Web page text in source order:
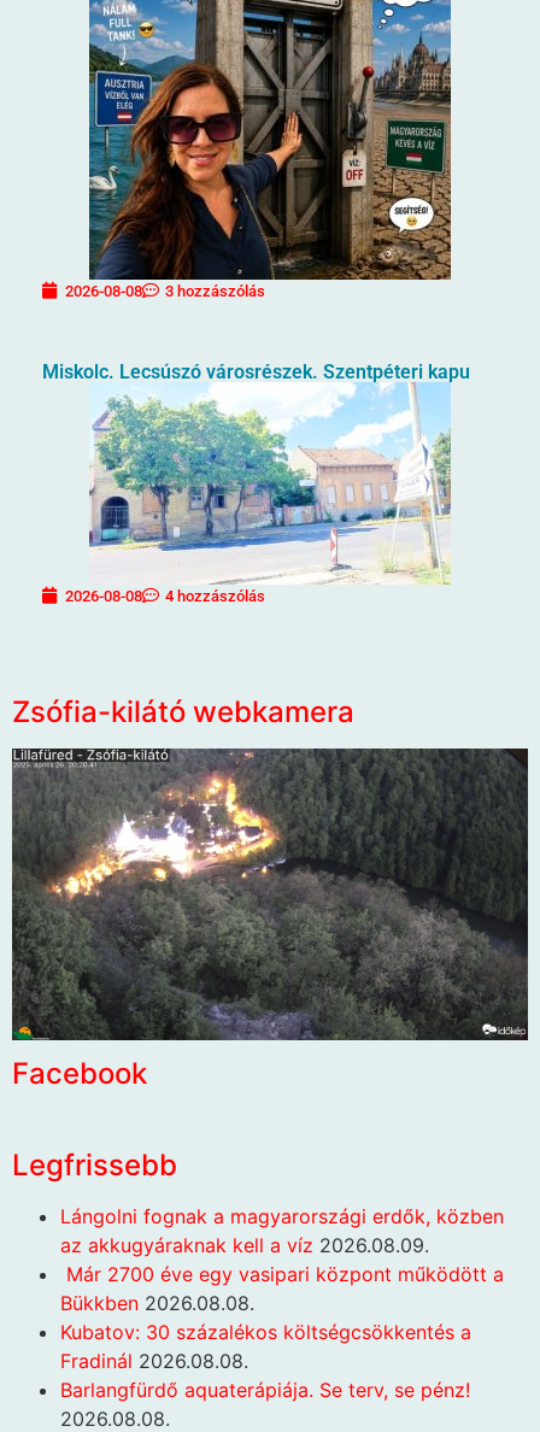
2026-08-08 3 hozzászólás
Miskolc. Lecsúszó városrészek. Szentpéteri kapu
2026-08-08 4 hozzászólás
Zsófia-kilátó webkamera
Facebook
Legfrissebb
Lángolni fognak a magyarországi erdők, közben
az akkugyáraknak kell a víz 2026.08.09.
Már 2700 éve egy vasipari központ működött a
Bükkben 2026.08.08.
Kubatov: 30 százalékos költségcsökkentés a
Fradinál 2026.08.08.
Barlangfürdő aquaterápiája. Se terv, se pénz!
2026.08.08.